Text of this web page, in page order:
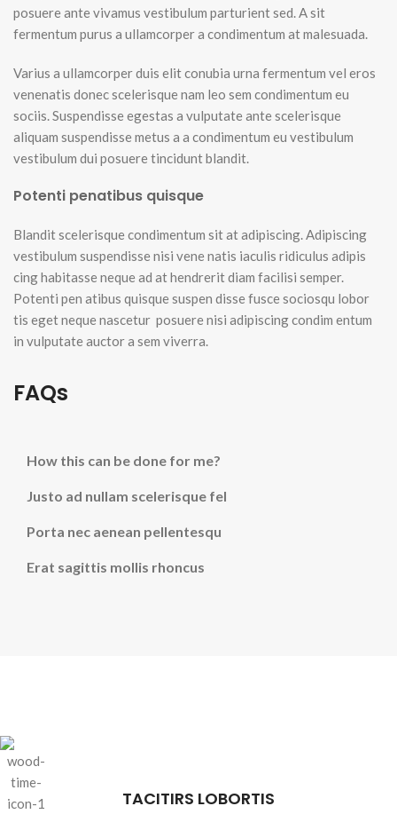
posuere ante vivamus vestibulum parturient sed. A sit
fermentum purus a ullamcorper a condimentum at malesuada.
Varius a ullamcorper duis elit conubia urna fermentum vel eros
venenatis donec scelerisque nam leo sem condimentum eu
sociis. Suspendisse egestas a vulputate ante scelerisque
aliquam suspendisse metus a a condimentum eu vestibulum
vestibulum dui posuere tincidunt blandit.
Potenti penatibus quisque
Blandit scelerisque condimentum sit at adipiscing. Adipiscing
vestibulum suspendisse nisi vene natis iaculis ridiculus adipis
cing habitasse neque ad at hendrerit diam facilisi semper.
Potenti pen atibus quisque suspen disse fusce sociosqu lobor
tis eget neque nascetur posuere nisi adipiscing condim entum
in vulputate auctor a sem viverra.
FAQs
How this can be done for me?
Justo ad nullam scelerisque fel
Porta nec aenean pellentesqu
Erat sagittis mollis rhoncus
TACITIRS LOBORTIS